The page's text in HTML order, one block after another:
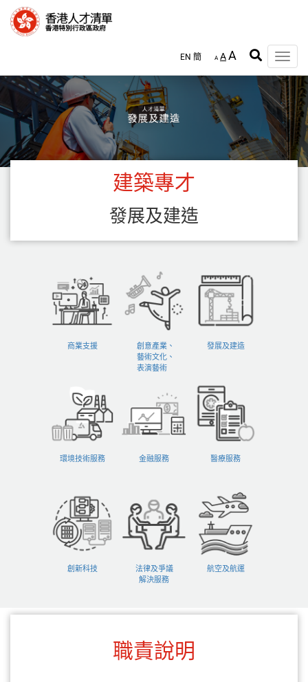
EN 簡 A AA
Toggle
建築專才
發展及建造
商業支援
創意產業、
藝術文化、
表演藝術
發展及建造
環境技術服務 金融服務 醫療服務
創新科技
法律及爭議
解決服務
航空及航運
職責說明